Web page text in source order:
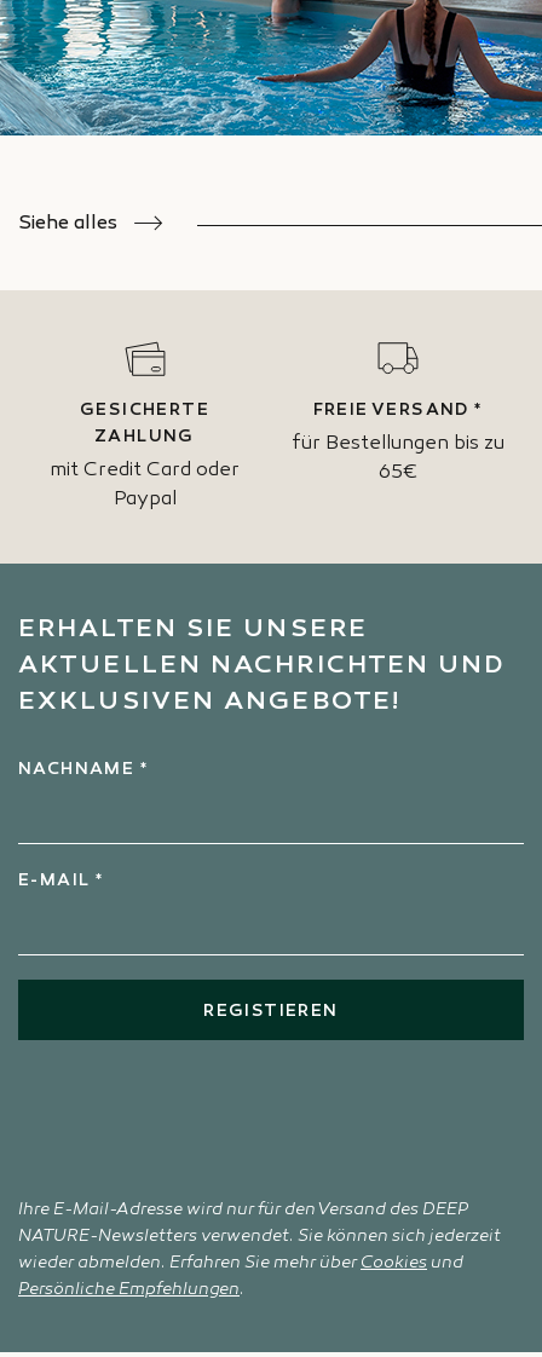
Siehe alles
GESICHERTE
ZAHLUNG
mit Credit Card oder
Paypal
FREIE VERSAND *
für Bestellungen bis zu
65€
ERHALTEN SIE UNSERE
AKTUELLEN NACHRICHTEN UND
EXKLUSIVEN ANGEBOTE!
NACHNAME *
E-MAIL *
REGISTIEREN
Ihre E-Mail-Adresse wird nur für den Versand des DEEP
NATURE-Newsletters verwendet. Sie können sich jederzeit
wieder abmelden. Erfahren Sie mehr überCookies und
Persönliche Empfehlungen.